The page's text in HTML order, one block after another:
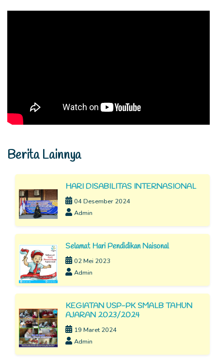
Berita Lainnya
HARI DISABILITAS INTERNASIONAL
04 Desember 2024
Admin
Selamat Hari Pendidikan Naisonal
02 Mei 2023
Admin
KEGIATAN USP-PK SMALB TAHUN
AJARAN 2023/2024
19 Maret 2024
Admin